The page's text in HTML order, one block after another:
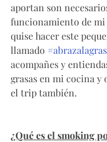
aportan son
funcionamiento de mi
quise hacer este
llamado
acompañes y
grasas en mi cocina y
el trip también.
¿Qué es el smoking